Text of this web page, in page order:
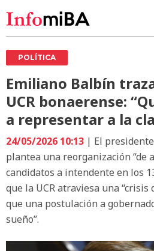
POLÍTICA
Emiliano Balbín
UCR bonaerense:
a representar a la
24/05/2026 10:13 | El
plantea una reorganización “de
candidatos a intendente en los
que la UCR atraviesa una “crisis
que una postulación a
sueño”.